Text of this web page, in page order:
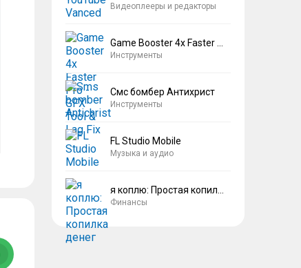
Видеоплееры и редакторы
Инструменты
Смс бомбер Антихрист
Инструменты
FL Studio Mobile
Музыка и аудио
Финансы